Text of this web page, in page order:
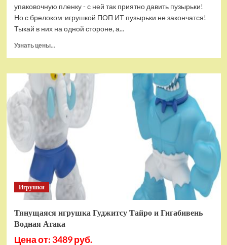
упаковочную пленку - с ней так приятно давить пузырьки!
Но с брелоком-игрушкой ПОП ИТ пузырьки не закончатся!
Тыкай в них на одной стороне, а...
Узнать цены...
Брелок-
игрушка
POP
Квадрат
антистресс
(тактильная,
сенсорная)
Игрушки
Тянущаяся игрушка Гуджитсу Тайро и Гигабивень
Водная Атака
Цена от: 3489 руб.